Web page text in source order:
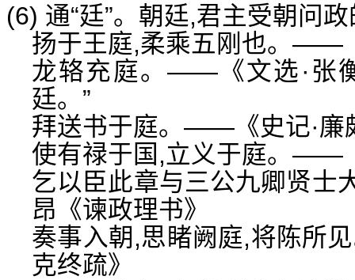
(6) 通“廷”。朝廷,君主受朝问
扬于王庭,柔乘五刚也。——
龙辂充庭。——《文选·张
廷。”
拜送书于庭。——《史记·廉
使有禄于国,立义于庭。——
乞以臣此章与三公九卿贤
昂《谏政理书》
奏事入朝,思睹阙庭,将陈所
克终疏》